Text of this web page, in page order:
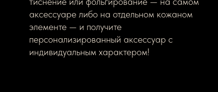
аксессуаре либо на отдельном кожаном
элементе — и получите
персонализированный аксессуар с
индивидуальным характером!